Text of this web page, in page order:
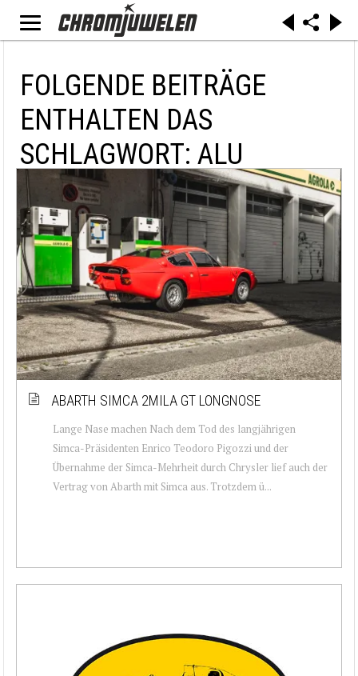
FOLGENDE BEITRÄGE
ENTHALTEN DAS
SCHLAGWORT: ALU
ABARTH SIMCA 2MILA GT LONGNOSE
Lange Nase machen Nach dem Tod des langjährigen
Simca-Präsidenten Enrico Teodoro Pigozzi und der
Übernahme der Simca-Mehrheit durch Chrysler lief auch der
Vertrag von Abarth mit Simca aus. Trotzdem ü...